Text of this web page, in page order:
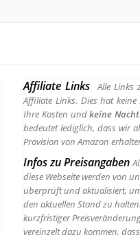
Affiliate Links
Alle Links
Affiliate Links. Dies hat
Ihre Kosten undkeine
bedeutet lediglich, dass wir
Provision von Amazon
Infos zu Preisangaben
diese Webseite werden von
überprüft und aktualisiert,
den aktuellen Stand zu
kurzfristiger
vereinzelt dazu kommen,